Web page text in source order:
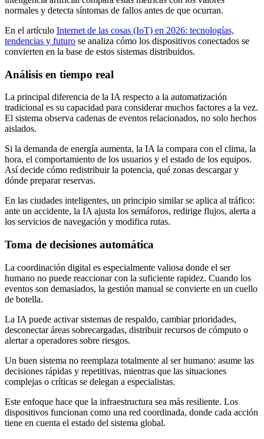
normales y detecta síntomas de fallos antes de que ocurran.
En el artículo Internet de las cosas (IoT) en 2026: tecnologías,
tendencias y futuro se analiza cómo los dispositivos conectados se
convierten en la base de estos sistemas distribuidos.
Análisis en tiempo real
La principal diferencia de la IA respecto a la automatización
tradicional es su capacidad para considerar muchos factores a la vez.
El sistema observa cadenas de eventos relacionados, no solo hechos
aislados.
Si la demanda de energía aumenta, la IA la compara con el clima, la
hora, el comportamiento de los usuarios y el estado de los equipos.
Así decide cómo redistribuir la potencia, qué zonas descargar y
dónde preparar reservas.
En las ciudades inteligentes, un principio similar se aplica al tráfico:
ante un accidente, la IA ajusta los semáforos, redirige flujos, alerta a
los servicios de navegación y modifica rutas.
Toma de decisiones automática
La coordinación digital es especialmente valiosa donde el ser
humano no puede reaccionar con la suficiente rapidez. Cuando los
eventos son demasiados, la gestión manual se convierte en un cuello
de botella.
La IA puede activar sistemas de respaldo, cambiar prioridades,
desconectar áreas sobrecargadas, distribuir recursos de cómputo o
alertar a operadores sobre riesgos.
Un buen sistema no reemplaza totalmente al ser humano: asume las
decisiones rápidas y repetitivas, mientras que las situaciones
complejas o críticas se delegan a especialistas.
Este enfoque hace que la infraestructura sea más resiliente. Los
dispositivos funcionan como una red coordinada, donde cada acción
tiene en cuenta el estado del sistema global.